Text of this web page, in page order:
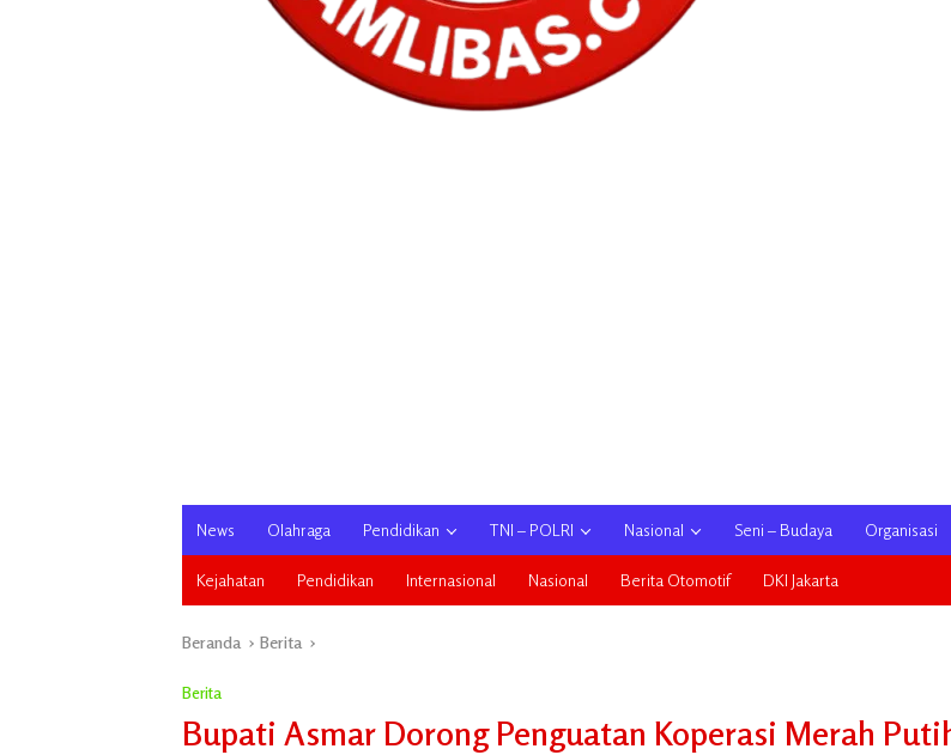
News Olahraga Pendidikan TNI – POLRI Nasional Seni – Budaya Organisasi
Kejahatan Pendidikan Internasional Nasional Berita Otomotif DKI Jakarta
Beranda Berita
Berita
Bupati Asmar Dorong Penguatan Koperasi Merah